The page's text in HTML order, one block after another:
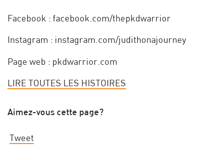
Facebook : facebook.com/thepkdwarrior
Instagram : instagram.com/judithonajourney
Page web : pkdwarrior.com
LIRE TOUTES LES HISTOIRES
Aimez-vous cette page?
Tweet